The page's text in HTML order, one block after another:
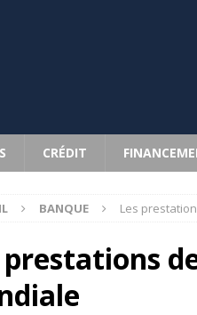
CRÉDIT
BANQUE Les
prestations